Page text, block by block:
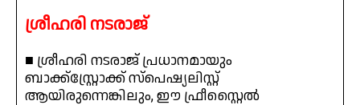
ശ്രീഹരി നടരാജ്
■ ശ്രീഹരി നടരാജ് പ്രധാനമായും
ബാക്ക്‌സ്റ്റ്രോക്ക് സ്പെഷ്യലിസ്റ്റ്
ആയിരുന്നെങ്കിലും, ഈ ഫ്രീസ്റ്റൈൽ